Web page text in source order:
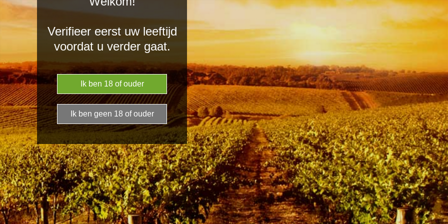
€ 19,95
In winkelwagen
Robijnrood van kleur met warme tonen van knapperig rood fruit, Mediterrane
frisheid en de juiste volle rijkelijke smaak.
Narthos Primitivo is zeer fruitig met tonen van zwart fruit, kersen en
pruimen, met deze verfijning zijn er ook peper en tabak te ontdekken.
Rijping op stalen vaten geduurende 24 Maanden.
Wijngaarden in eigendom in de omgeving van Porto Selvaggio, op het
platteland van Nardò
Te combineren met gestructureerde gerechten, roodvlees en goed gerijpte
Verifieer eerst uw leeftijd
voordat u verder gaat.